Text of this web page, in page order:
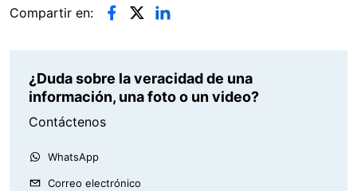
Compartir en:
¿Duda sobre la veracidad de una
información, una foto o un video?
Contáctenos
WhatsApp
Correo electrónico